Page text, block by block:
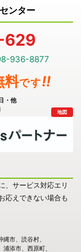
ンター
629
936-8877
料です!!
・他
地図
、サービス対応エリ
応えできない場合も
縄市
読谷村
浦添市
西原町